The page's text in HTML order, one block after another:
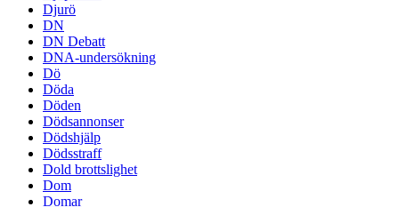
Djurö
DN
DN Debatt
DNA-undersökning
Dö
Döda
Döden
Dödsannonser
Dödshjälp
Dödsstraff
Dold brottslighet
Dom
Domar